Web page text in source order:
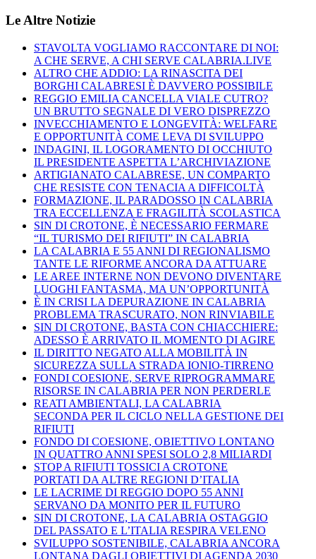
Le Altre Notizie
STAVOLTA VOGLIAMO RACCONTARE DI NOI:
A CHE SERVE, A CHI SERVE CALABRIA.LIVE
ALTRO CHE ADDIO: LA RINASCITA DEI
BORGHI CALABRESI È DAVVERO POSSIBILE
REGGIO EMILIA CANCELLA VIALE CUTRO?
UN BRUTTO SEGNALE DI VERO DISPREZZO
INVECCHIAMENTO E LONGEVITÀ: WELFARE
E OPPORTUNITÀ COME LEVA DI SVILUPPO
INDAGINI, IL LOGORAMENTO DI OCCHIUTO
IL PRESIDENTE ASPETTA L’ARCHIVIAZIONE
ARTIGIANATO CALABRESE, UN COMPARTO
CHE RESISTE CON TENACIA A DIFFICOLTÀ
FORMAZIONE, IL PARADOSSO IN CALABRIA
TRA ECCELLENZA E FRAGILITÀ SCOLASTICA
SIN DI CROTONE, È NECESSARIO FERMARE
“IL TURISMO DEI RIFIUTI” IN CALABRIA
LA CALABRIA E 55 ANNI DI REGIONALISMO
TANTE LE RIFORME ANCORA DA ATTUARE
LE AREE INTERNE NON DEVONO DIVENTARE
LUOGHI FANTASMA, MA UN’OPPORTUNITÀ
È IN CRISI LA DEPURAZIONE IN CALABRIA
PROBLEMA TRASCURATO, NON RINVIABILE
SIN DI CROTONE, BASTA CON CHIACCHIERE:
ADESSO È ARRIVATO IL MOMENTO DI AGIRE
IL DIRITTO NEGATO ALLA MOBILITÀ IN
SICUREZZA SULLA STRADA IONIO-TIRRENO
FONDI COESIONE, SERVE RIPROGRAMMARE
RISORSE IN CALABRIA PER NON PERDERLE
REATI AMBIENTALI, LA CALABRIA
SECONDA PER IL CICLO NELLA GESTIONE DEI
RIFIUTI
FONDO DI COESIONE, OBIETTIVO LONTANO
IN QUATTRO ANNI SPESI SOLO 2,8 MILIARDI
STOP A RIFIUTI TOSSICI A CROTONE
PORTATI DA ALTRE REGIONI D’ITALIA
LE LACRIME DI REGGIO DOPO 55 ANNI
SERVANO DA MONITO PER IL FUTURO
SIN DI CROTONE, LA CALABRIA OSTAGGIO
DEL PASSATO E L’ITALIA RESPIRA VELENO
SVILUPPO SOSTENIBILE, CALABRIA ANCORA
LONTANA DAGLI OBIETTIVI DI AGENDA 2030